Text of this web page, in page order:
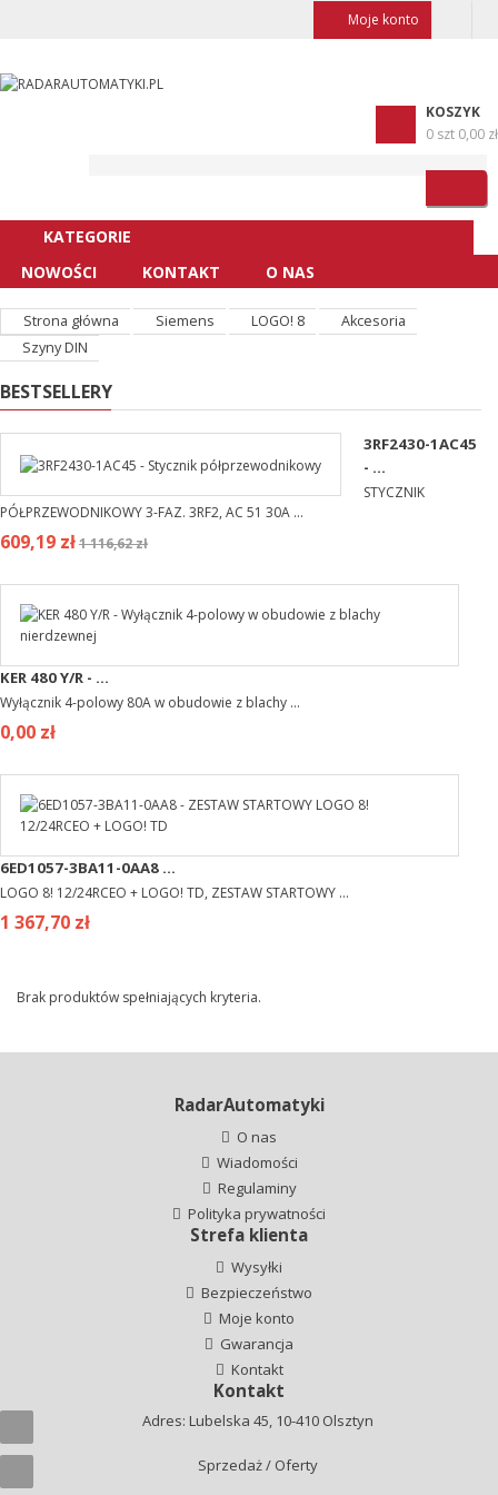
Moje konto
KOSZYK
0 szt 0,00 zł
KATEGORIE
NOWOŚCI
KONTAKT O NAS
Strona główna Siemens LOGO! 8
Akcesoria
Szyny DIN
BESTSELLERY
3RF2430-1AC45
- ...
STYCZNIK
PÓŁPRZEWODNIKOWY 3-FAZ. 3RF2, AC 51 30A ...
609,19 zł1 116,62 zł
KER 480 Y/R - ...
Wyłącznik 4-polowy 80A w obudowie z blachy ...
0,00 zł
6ED1057-3BA11-0AA8 ...
LOGO 8! 12/24RCEO + LOGO! TD, ZESTAW STARTOWY ...
1 367,70 zł
Brak produktów spełniających kryteria.
RadarAutomatyki
O nas
Wiadomości
Regulaminy
Polityka prywatności
Strefa klienta
Wysyłki
Bezpieczeństwo
Moje konto
Gwarancja
Kontakt
Kontakt
Adres: Lubelska 45, 10-410 Olsztyn
Sprzedaż / Oferty